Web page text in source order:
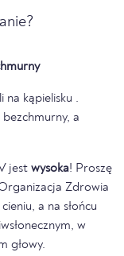
na kąpielisku .
a
jest wysoka! Proszę
Zdrowia
a na słońcu
w
głowy.